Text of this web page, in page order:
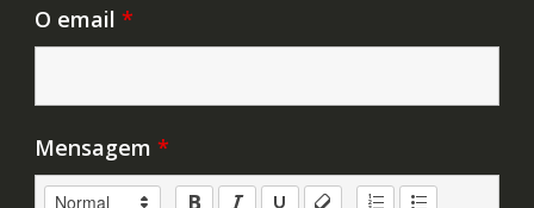
O email *
Mensagem *